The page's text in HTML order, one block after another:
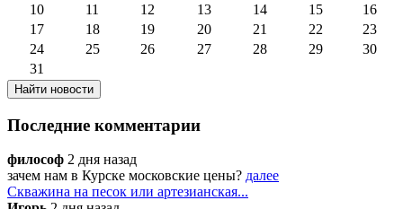
10
11 12 13 14 15
16
17
18 19 20 21 22
23
24
25 26 27 28 29
30
31
Последние комментарии
философ 2 дня назад
зачем нам в Курске московские цены? далее
Скважина на песок или артезианская...